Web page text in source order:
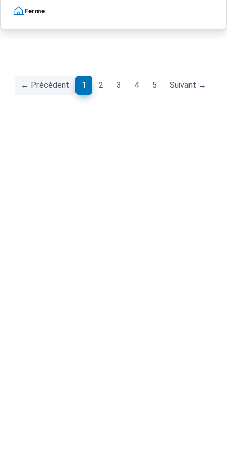
Ferme
← Précédent 1 (current)
2 3 4 5 Suivant →